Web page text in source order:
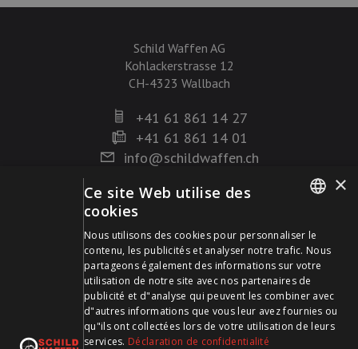
Schild Waffen AG
Kohlackerstrasse 12
CH-4323 Wallbach
+41 61 861 14 27
+41 61 861 14 01
info@schildwaffen.ch
Mode de paiement
Visitez-nous sur les médias sociaux et restez à jour !
FRENCH
×
Ce site Web utilise des
cookies
Nous utilisons des cookies pour personnaliser le
contenu, les publicités et analyser notre trafic. Nous
partageons également des informations sur votre
utilisation de notre site avec nos partenaires de
publicité et d"analyse qui peuvent les combiner avec
d"autres informations que vous leur avez fournies ou
qu"ils ont collectées lors de votre utilisation de leurs
services. Déclaration de confidentialité